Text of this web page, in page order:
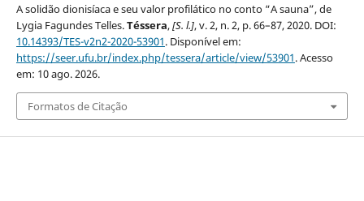
A solidão dionisíaca e seu valor profilático no conto “A sauna”, de
Lygia Fagundes Telles.Téssera,[S. l.], v. 2, n. 2, p. 66–87, 2020. DOI:
10.14393/TES-v2n2-2020-53901. Disponível em:
https://seer.ufu.br/index.php/tessera/article/view/53901. Acesso
em: 10 ago. 2026.
Formatos de Citação